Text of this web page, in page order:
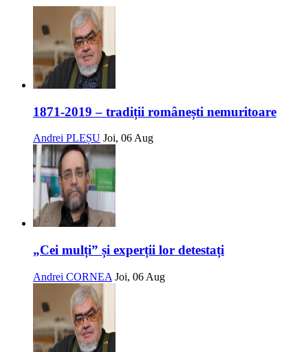
1871-2019 – tradiții românești nemuritoare
Andrei PLEȘU Joi, 06 Aug
„Cei mulți” și experții lor detestați
Andrei CORNEA Joi, 06 Aug